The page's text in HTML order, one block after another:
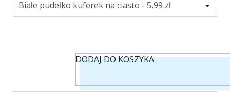
DODAJ DO KOSZYKA